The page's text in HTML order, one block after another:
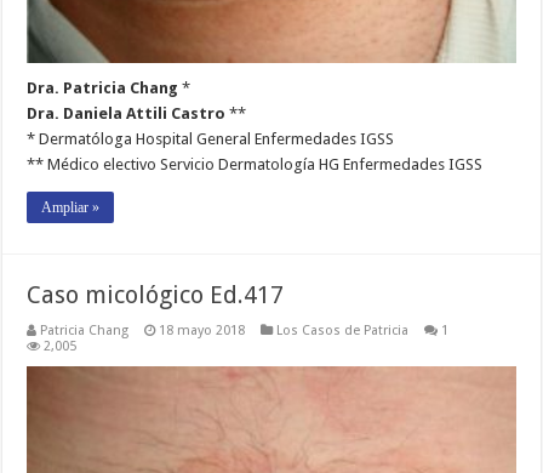
Dra. Patricia Chang *
Dra. Daniela Attili Castro **
* Dermatóloga Hospital General Enfermedades IGSS
** Médico electivo Servicio Dermatología HG Enfermedades IGSS
Ampliar »
Caso micológico Ed.417
Patricia Chang 18 mayo 2018 Los Casos de Patricia
1
2,005